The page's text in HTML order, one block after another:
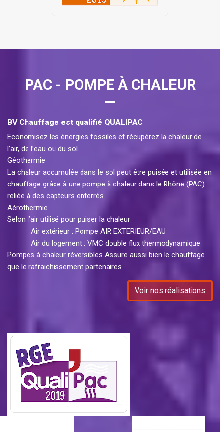
PAC - POMPE À CHALEUR
BV Chauffage est qualifié QUALIPAC
Economisez les énergies fossiles et récupérez la chaleur de
l’air, de l’eau ou du sol
Géothermie
La chaleur accumulée dans le sol peut être puisée et utilisée en
chauffage grâce à une pompe à chaleur dans le Rhône (PAC)
reliée à des capteurs enterrés.
Aérothermie
Selon l’air utilisé pour puiser la chaleur
Air extérieur : Pompe AIR EXTERIEUR/EAU
Air du logement : VMC double flux thermodynamique
Pompes à chaleur réversibles Assure aussi bien le chauffage
que le rafraichissement partenaires
Voir nos réalisations